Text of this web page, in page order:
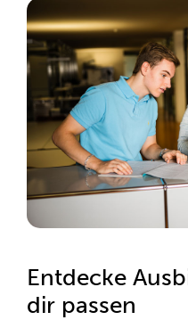
Entdecke
dir passen